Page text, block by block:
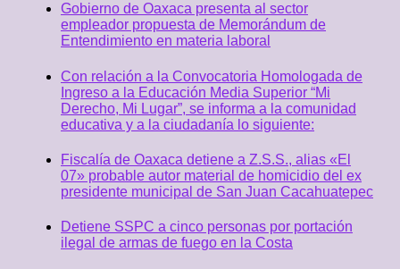
Gobierno de Oaxaca presenta al sector
empleador propuesta de Memorándum de
Entendimiento en materia laboral
Con relación a la Convocatoria Homologada de
Ingreso a la Educación Media Superior “Mi
Derecho, Mi Lugar”, se informa a la comunidad
educativa y a la ciudadanía lo siguiente:
Fiscalía de Oaxaca detiene a Z.S.S., alias «El
07» probable autor material de homicidio del ex
presidente municipal de San Juan Cacahuatepec
Detiene SSPC a cinco personas por portación
ilegal de armas de fuego en la Costa